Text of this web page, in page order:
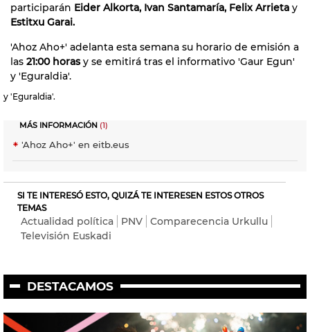
participarán Eider Alkorta, Ivan Santamaría, Felix Arrieta y
Estitxu Garai.
'Ahoz Aho+' adelanta esta semana su horario de emisión a
las 21:00 horasy se emitirá tras el informativo 'Gaur Egun'
y 'Eguraldia'.
y 'Eguraldia'.
MÁS INFORMACIÓN (1)
'Ahoz Aho+' en eitb.eus
SI TE INTERESÓ ESTO, QUIZÁ TE INTERESEN ESTOS OTROS
TEMAS
Actualidad política PNV
Comparecencia Urkullu
Televisión Euskadi
DESTACAMOS